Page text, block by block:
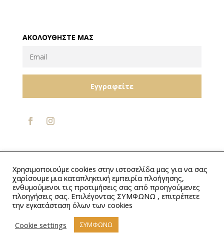
ΑΚΟΛΟΥΘΉΣΤΕ ΜΑΣ
Εγγραφείτε
Designed byKaktosweb.com
Χρησιμοποιούμε cookies στην ιστοσελίδα μας για να σας
χαρίσουμε μια καταπληκτική εμπειρία πλοήγησης,
ενθυμούμενοι τις προτιμήσεις σας από προηγούμενες
πλοηγήσεις σας. Επιλέγοντας ΣΥΜΦΩΝΩ , επιτρέπετε
την εγκατάσταση όλων των cookies
Cookie settings
ΣΥΜΦΩΝΩ